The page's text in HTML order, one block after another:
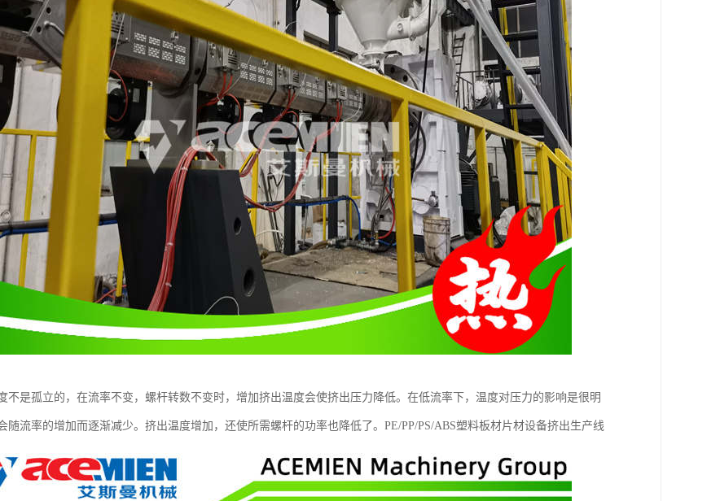
不是孤立的，在流率不变，螺杆转数不变时，增加挤出温度会使挤出压力降低。在低流率下，温度对压力的影响是很明
随流率的增加而逐渐减少。挤出温度增加，还使所需螺杆的功率也降低了。PE/PP/PS/ABS塑料板材片材设备挤出生产线